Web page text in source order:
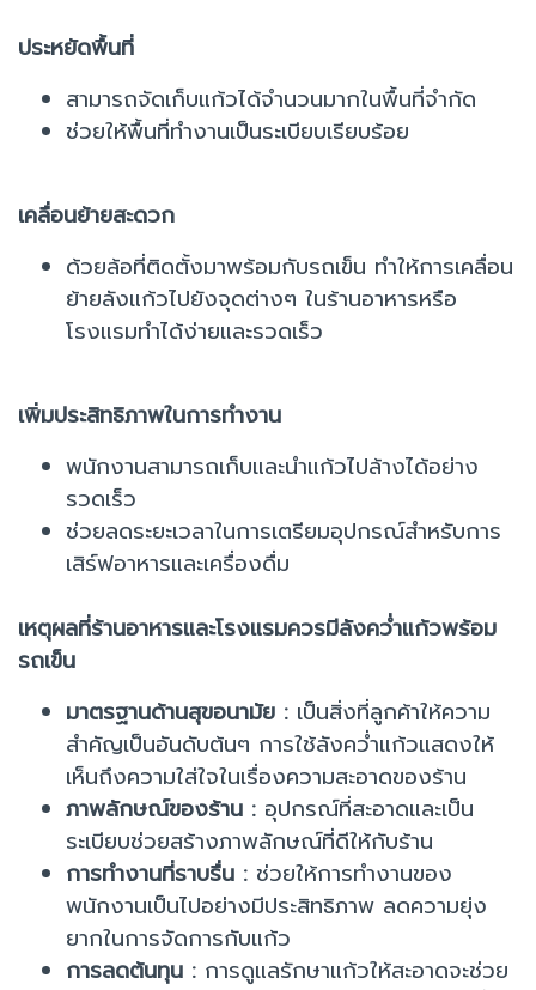
ประหยัดพื้นที่
สามารถจัดเก็บแก้วได้จำนวนมากในพื้นที่จำกัด
ช่วยให้พื้นที่ทำงานเป็นระเบียบเรียบร้อย
เคลื่อนย้ายสะดวก
ด้วยล้อที่ติดตั้งมาพร้อมกับรถเข็น ทำให้การเคลื่อน
ย้ายลังแก้วไปยังจุดต่างๆ ในร้านอาหารหรือ
โรงแรมทำได้ง่ายและรวดเร็ว
เพิ่มประสิทธิภาพในการทำงาน
พนักงานสามารถเก็บและนำแก้วไปล้างได้อย่าง
รวดเร็ว
ช่วยลดระยะเวลาในการเตรียมอุปกรณ์สำหรับการ
เสิร์ฟอาหารและเครื่องดื่ม
เหตุผลที่ร้านอาหารและโรงแรมควรมีลังคว่ำแก้วพร้อม
รถเข็น
มาตรฐานด้านสุขอนามัย : เป็นสิ่งที่ลูกค้าให้ความ
สำคัญเป็นอันดับต้นๆ การใช้ลังคว่ำแก้วแสดงให้
เห็นถึงความใส่ใจในเรื่องความสะอาดของร้าน
ภาพลักษณ์ของร้าน : อุปกรณ์ที่สะอาดและเป็น
ระเบียบช่วยสร้างภาพลักษณ์ที่ดีให้กับร้าน
การทำงานที่ราบรื่น : ช่วยให้การทำงานของ
พนักงานเป็นไปอย่างมีประสิทธิภาพ ลดความยุ่ง
ยากในการจัดการกับแก้ว
การลดต้นทุน : การดูแลรักษาแก้วให้สะอาดจะช่วย